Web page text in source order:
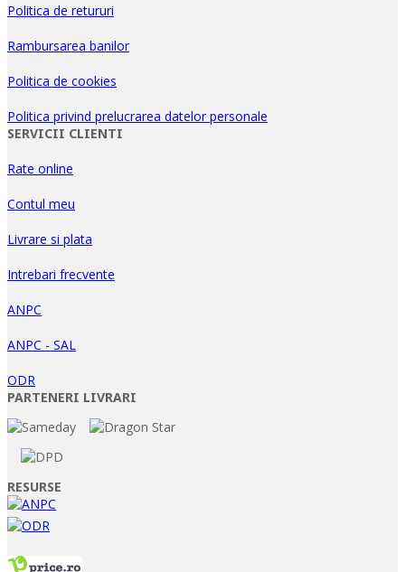
Politica de retururi
Rambursarea banilor
Politica de cookies
Politica privind prelucrarea datelor personale
SERVICII CLIENTI
Rate online
Contul meu
Livrare si plata
Intrebari frecvente
ANPC
ANPC - SAL
ODR
PARTENERI LIVRARI
RESURSE